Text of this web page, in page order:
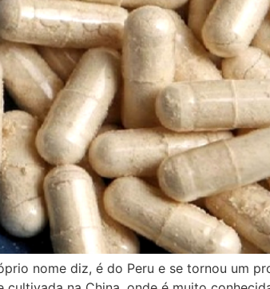
nome diz, é do Peru e se tornou um